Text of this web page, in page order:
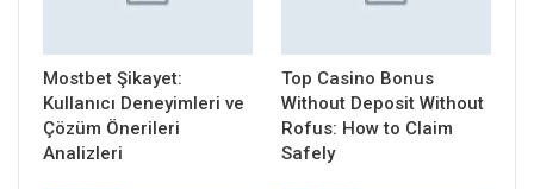
Mostbet Şikayet:
Kullanıcı Deneyimleri ve
Çözüm Önerileri
Analizleri
Top Casino Bonus
Without Deposit Without
Rofus: How to Claim
Safely